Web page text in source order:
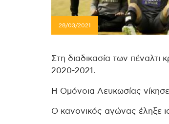
28/03/2021
Στη διαδικασία των πέναλτι
2020-2021.
Η Ομόνοια Λευκωσίας
Ο κανονικός αγώνας έληξε